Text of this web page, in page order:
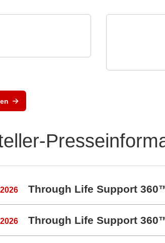
Through Life Support
Through Life Support